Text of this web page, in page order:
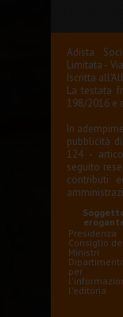
Adista
Limitata -
Iscritta
La testata
198/2016 e
In
pubblicità
124 -
seguito
contributi
Presidenza
Consiglio dei
Ministri
per
l'editoria